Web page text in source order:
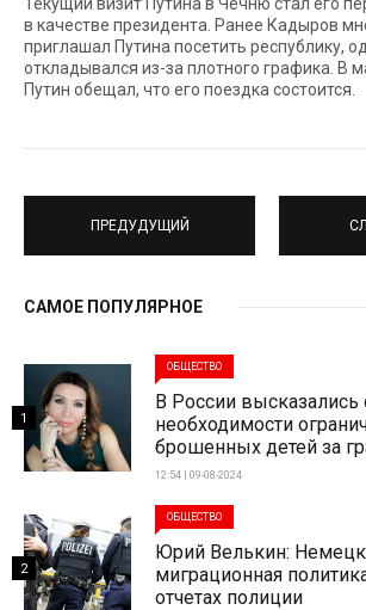
в качестве президента. Ранее Кадыров
приглашал Путина посетить республику,
откладывался из-за плотного графика. В
Путин обещал, что его поездка состоится.
ПРЕДУДУЩИЙ
САМОЕ ПОПУЛЯРНОЕ
ОБЩЕСТВО
В России высказались
необходимости
брошенных детей за
12:54 | 09-08-2024
1
ОБЩЕСТВО
Юрий Велькин:
миграционная
отчетах полиции
2